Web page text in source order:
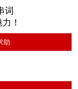
词
！
助